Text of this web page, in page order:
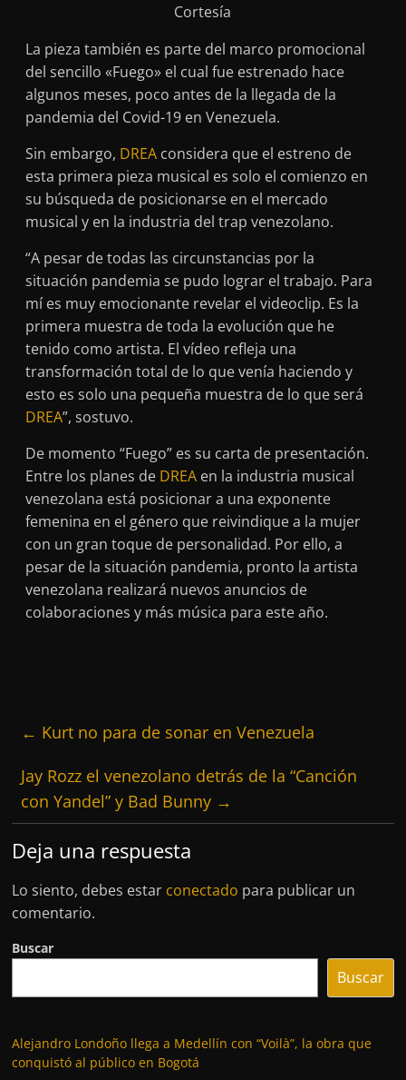
Cortesía
La pieza también es parte del marco promocional
del sencillo «Fuego» el cual fue estrenado hace
algunos meses, poco antes de la llegada de la
pandemia del Covid-19 en Venezuela.
Sin embargo, DREA considera que el estreno de
esta primera pieza musical es solo el comienzo en
su búsqueda de posicionarse en el mercado
musical y en la industria del trap venezolano.
“A pesar de todas las circunstancias por la
situación pandemia se pudo lograr el trabajo. Para
mí es muy emocionante revelar el videoclip. Es la
primera muestra de toda la evolución que he
tenido como artista. El vídeo refleja una
transformación total de lo que venía haciendo y
esto es solo una pequeña muestra de lo que será
DREA”, sostuvo.
De momento “Fuego” es su carta de presentación.
Entre los planes de DREA en la industria musical
venezolana está posicionar a una exponente
femenina en el género que reivindique a la mujer
con un gran toque de personalidad. Por ello, a
pesar de la situación pandemia, pronto la artista
venezolana realizará nuevos anuncios de
colaboraciones y más música para este año.
← Kurt no para de sonar en Venezuela
Jay Rozz el venezolano detrás de la “Canción
con Yandel” y Bad Bunny →
Deja una respuesta
Lo siento, debes estar conectado para publicar un
comentario.
Buscar
Buscar
Alejandro Londoño llega a Medellín con “Voilà”, la obra que
conquistó al público en Bogotá